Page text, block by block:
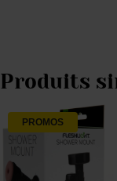
Produits
PROMOS